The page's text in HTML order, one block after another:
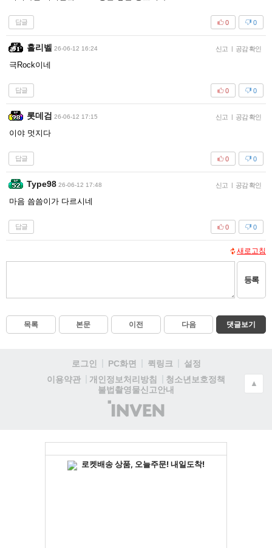
답글 0
0
홀리벨 26-06-12 16:24 신고 | 공감 확인
극Rock이네
답글 0
0
롯데검 26-06-12 17:15 신고 | 공감 확인
이야 멋지다
답글 0
0
Type98 26-06-12 17:48 신고 | 공감 확인
마음 씀씀이가 다르시네
답글 0
0
새로고침
등록
목록 본문 이전 다음 댓글보기
로그인 PC화면 퀵링크
설정
이용약관
개인정보처리방침
청소년보호정책
불법촬영물신고안내
(주)
인
▲